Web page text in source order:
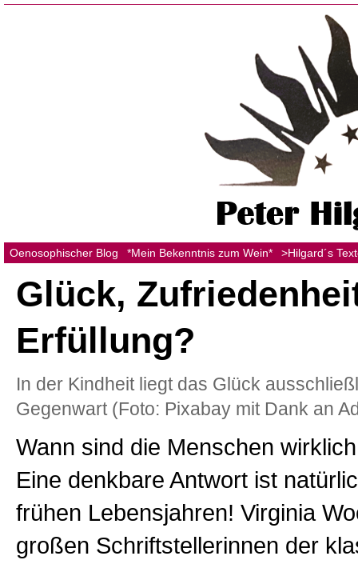
Oenosophischer Blog *Mein Bekenntnis zum Wein* >Hilgard´s
Glück,
Erfüllung?
In der Kindheit liegt das Glück
Gegenwart (Foto: Pixabay mit Dank an
Wann sind die Menschen
Eine denkbare Antwort ist
frühen Lebensjahren! Virginia
großen Schriftstellerinnen der